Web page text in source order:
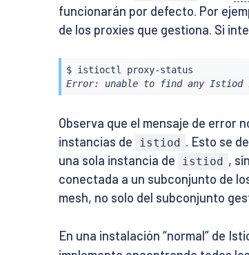
funcionarán por defecto. Por
de los proxies que gestiona. Si
$ istioctl
Error: unable to find any Istiod
Observa que el mensaje de error
instancias de
istiod . Esto se
una sola instancia de
istiod ,
conectada a un subconjunto de
mesh, no solo del subconjunto
En una instalación “normal” de